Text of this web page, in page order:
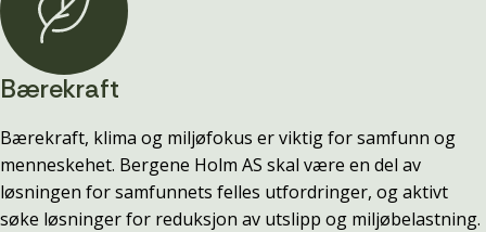
Bærekraft
Bærekraft, klima og miljøfokus er viktig for samfunn og
menneskehet. Bergene Holm AS skal være en del av
løsningen for samfunnets felles utfordringer, og aktivt
søke løsninger for reduksjon av utslipp og miljøbelastning.